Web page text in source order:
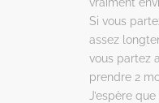
Si vous
assez
vous partez
prendre 2
J’espère